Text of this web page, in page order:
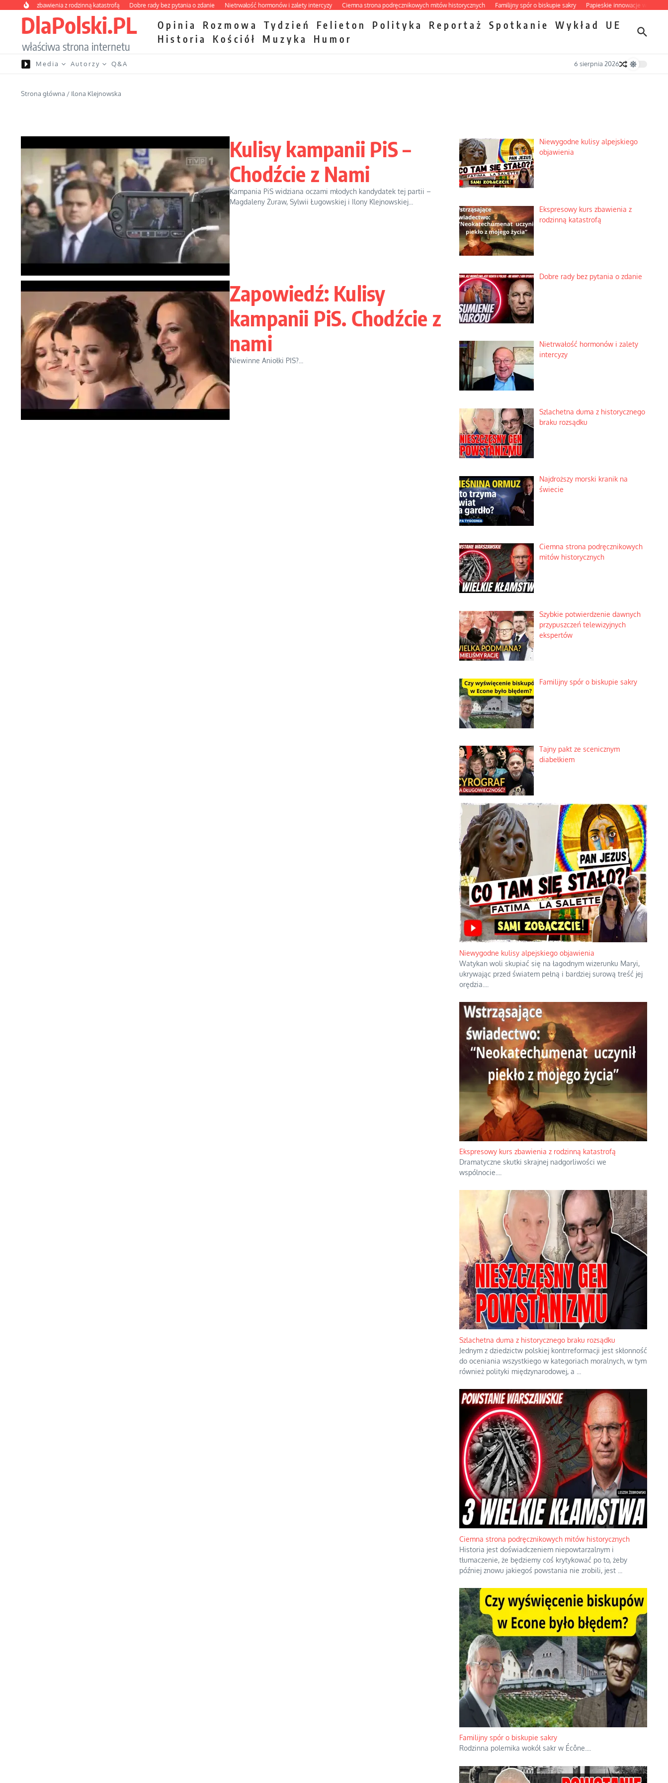
Przejdź do treści
kurs zbawienia z rodzinną katastrofą Dobre rady bez pytania o zdanie Nietrwałość hormonów i zalety intercyzy Ciemna strona podręcznikowych mitów historycznych Familijny spór o biskupie sakry Papieskie innowacje w tradycyjnym
DlaPolski.PL
właściwa strona internetu
Opinia Rozmowa Tydzień Felieton Polityka Reportaż Spotkanie Wykład
UE
Historia
Kościół Muzyka Humor
Media Autorzy Q&A 6 sierpnia 2026
Strona główna / Ilona Klejnowska
Kulisy kampanii PiS –
Chodźcie z Nami
Kampania PiS widziana oczami młodych kandydatek tej partii –
Magdaleny Żuraw, Sylwii Ługowskiej i Ilony Klejnowskiej...
Zapowiedź: Kulisy
kampanii PiS. Chodźcie z
nami
Niewinne Aniołki PIS?...
Niewygodne kulisy alpejskiego
objawienia
Ekspresowy kurs zbawienia z
rodzinną katastrofą
Dobre rady bez pytania o zdanie
Nietrwałość hormonów i zalety
intercyzy
Szlachetna duma z historycznego
braku rozsądku
Najdroższy morski kranik na
świecie
Ciemna strona podręcznikowych
mitów historycznych
Szybkie potwierdzenie dawnych
przypuszczeń telewizyjnych
ekspertów
Familijny spór o biskupie sakry
Tajny pakt ze scenicznym
diabełkiem
Niewygodne kulisy alpejskiego objawienia
Watykan woli skupiać się na łagodnym wizerunku Maryi,
ukrywając przed światem pełną i bardziej surową treść jej
orędzia.
Ekspresowy kurs zbawienia z rodzinną katastrofą
Dramatyczne skutki skrajnej nadgorliwości we
wspólnocie.
Szlachetna duma z historycznego braku rozsądku
Jednym z dziedzictw polskiej kontrreformacji jest skłonność
do oceniania wszystkiego w kategoriach moralnych, w tym
również polityki międzynarodowej, a
Ciemna strona podręcznikowych mitów historycznych
Historia jest doświadczeniem niepowtarzalnym i
tłumaczenie, że będziemy coś krytykować po to, żeby
później znowu jakiegoś powstania nie zrobili, jest
Familijny spór o biskupie sakry
Rodzinna polemika wokół sakr w Écône.